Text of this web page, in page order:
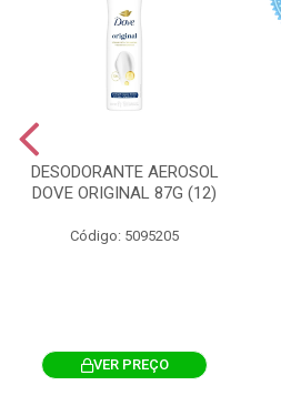
DESODORANTE AEROSOL
DOVE ORIGINAL 87G (12)
Código: 5095205
VER PREÇO